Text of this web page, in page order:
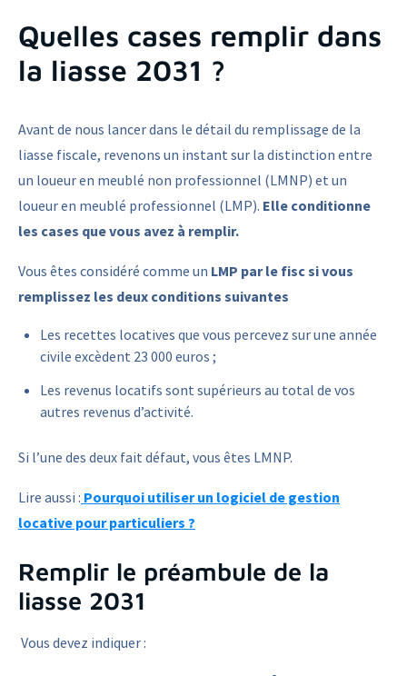
Quelles cases remplir dans
la liasse 2031 ?
Avant de nous lancer dans le détail du remplissage de la
liasse fiscale, revenons un instant sur la distinction entre
un loueur en meublé non professionnel (LMNP) et un
loueur en meublé professionnel (LMP). Elle conditionne
les cases que vous avez à remplir.
Vous êtes considéré comme un LMP par le fisc si vous
remplissez les deux conditions suivantes
Les recettes locatives que vous percevez sur une année
civile excèdent 23 000 euros ;
Les revenus locatifs sont supérieurs au total de vos
autres revenus d’activité.
Si l’une des deux fait défaut, vous êtes LMNP.
Lire aussi : Pourquoi utiliser un logiciel de gestion
locative pour particuliers ?
Remplir le préambule de la
liasse 2031
Vous devez indiquer :